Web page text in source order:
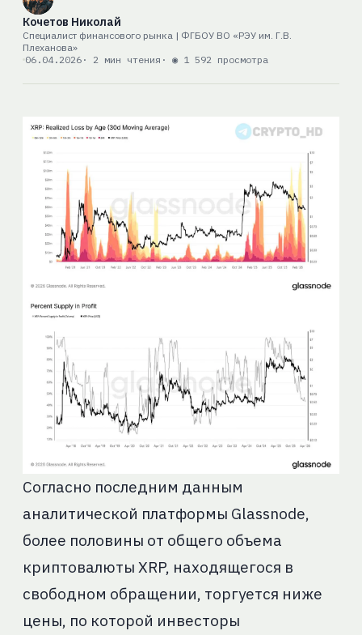
Кочетов Николай
Специалист финансового рынка | ФГБОУ ВО «РЭУ им. Г.В.
Плеханова»
06.04.2026· 2 мин чтения · ◉ 1 592 просмотра
Согласно последним данным
аналитической платформы Glassnode,
более половины от общего объема
криптовалюты XRP, находящегося в
свободном обращении, торгуется ниже
цены, по которой инвесторы